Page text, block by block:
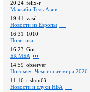
20:24 felix-r
Маккаби Тель-Авив
19:41 vasil
Новости из Европы
16:31
1010
Политика
16:23 Got
БК МБА
14:59 observer
Ногомяч: Чемпионат мира 2026
11:16 rishon63
Новости и слухи НБА